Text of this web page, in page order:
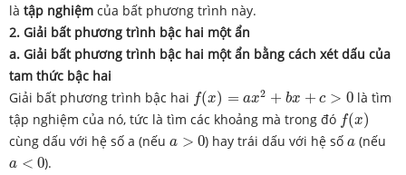
là tập nghiệm của bất phương trình này.
2. Giải bất phương trình bậc hai một ẩn
a. Giải bất phương trình bậc hai một ẩn bằng cách xét dấu của
tam thức bậc hai
Giải bất phương trình bậc hai f(x) = ax2 + bx + c > 0
f(x = b x c 0
là tìm
tập nghiệm của nó, tức là tìm các khoảng mà trong đó f(x)
f(x)
cùng dấu với hệ số a (nếu a > 0
a >0 ) hay trái dấu với hệ sốa
a (nếu
a < 0
a <0
).